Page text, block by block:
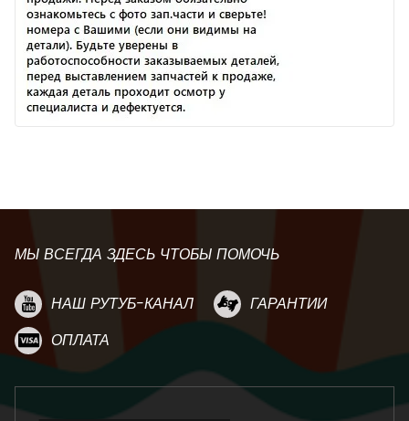
МЫ ВСЕГДА ЗДЕСЬ ЧТОБЫ ПОМОЧЬ
НАШ РУТУБ-КАНАЛ
ГАРАНТИИ
ОПЛАТА